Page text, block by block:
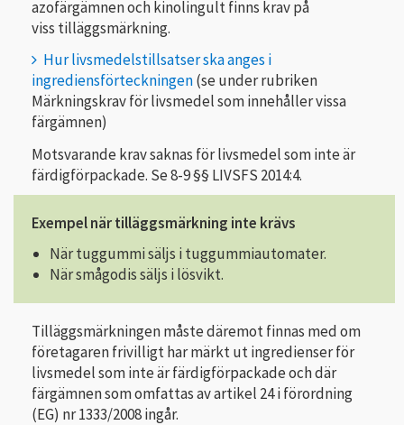
azofärgämnen och kinolingult finns krav på
viss tilläggsmärkning.
Hur livsmedelstillsatser ska anges i
ingrediensförteckningen(se under rubriken
Märkningskrav för livsmedel som innehåller vissa
färgämnen)
Motsvarande krav saknas för livsmedel som inte är
färdigförpackade. Se 8-9 §§ LIVSFS 2014:4.
Exempel när tilläggsmärkning inte krävs
När tuggummi säljs i tuggummiautomater.
När smågodis säljs i lösvikt.
Tilläggsmärkningen måste däremot finnas med om
företagaren frivilligt har märkt ut ingredienser för
livsmedel som inte är färdigförpackade och där
färgämnen som omfattas av artikel 24 i förordning
(EG) nr 1333/2008 ingår.